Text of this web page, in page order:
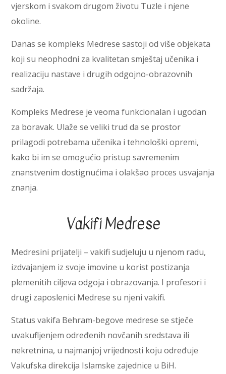
vjerskom i svakom drugom životu Tuzle i njene
okoline.
Danas se kompleks Medrese sastoji od više objekata
koji su neophodni za kvalitetan smještaj učenika i
realizaciju nastave i drugih odgojno-obrazovnih
sadržaja.
Kompleks Medrese je veoma funkcionalan i ugodan
za boravak. Ulaže se veliki trud da se prostor
prilagodi potrebama učenika i tehnološki opremi,
kako bi im se omogućio pristup savremenim
znanstvenim dostignućima i olakšao proces usvajanja
znanja.
Vakifi Medrese
Medresini prijatelji – vakifi sudjeluju u njenom radu,
izdvajanjem iz svoje imovine u korist postizanja
plemenitih ciljeva odgoja i obrazovanja. I profesori i
drugi zaposlenici Medrese su njeni vakifi.
Status vakifa Behram-begove medrese se stječe
uvakufljenjem određenih novčanih sredstava ili
nekretnina, u najmanjoj vrijednosti koju određuje
Vakufska direkcija Islamske zajednice u BiH.